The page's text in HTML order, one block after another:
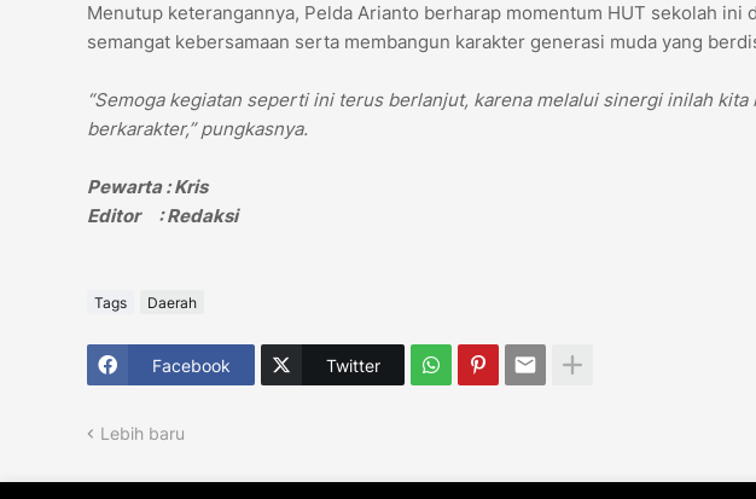
Menutup keterangannya, Pelda Arianto berharap momentum HUT sekolah ini
semangat kebersamaan serta membangun karakter generasi muda yang
“Semoga kegiatan seperti ini terus berlanjut, karena melalui sinergi inilah
berkarakter,” pungkasnya.
Pewarta : Kris
Editor : Redaksi
Tags Daerah
Facebook Twitter
Lebih baru